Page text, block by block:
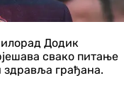
Додик
свако питање
грађана.